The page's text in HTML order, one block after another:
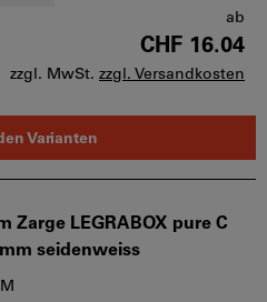
ab
CHF 16.04
zzgl. MwSt. zzgl. Versandkosten
Varianten
Zarge LEGRABOX pure C
seidenweiss